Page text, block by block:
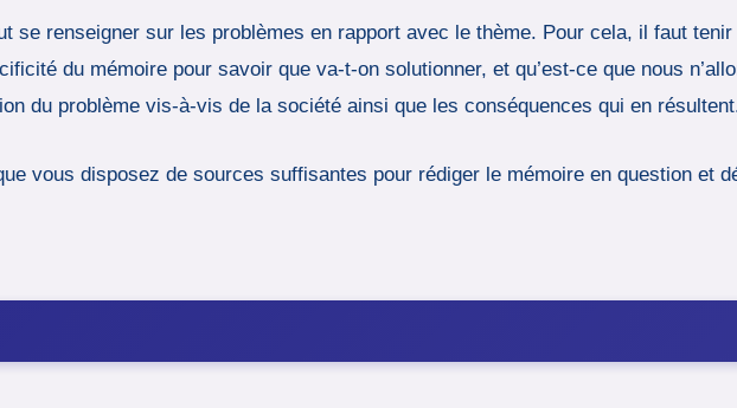
se renseigner sur les problèmes en rapport avec le thème. Pour cela, il faut
du mémoire pour savoir que va-t-on solutionner, et qu’est-ce que nous
du problème vis-à-vis de la société ainsi que les conséquences qui en
vous disposez de sources suffisantes pour rédiger le mémoire en question et